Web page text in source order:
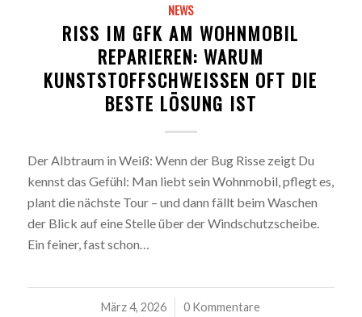
NEWS
RISS IM GFK AM WOHNMOBIL
REPARIEREN: WARUM
KUNSTSTOFFSCHWEISSEN OFT DIE B
ESTE LÖSUNG IST
Der Albtraum in Weiß: Wenn der Bug Risse zeigt Du
kennst das Gefühl: Man liebt sein Wohnmobil, pflegt es,
plant die nächste Tour – und dann fällt beim Waschen
der Blick auf eine Stelle über der Windschutzscheibe.
Ein feiner, fast schon…
März 4, 2026
/ 0 Kommentare